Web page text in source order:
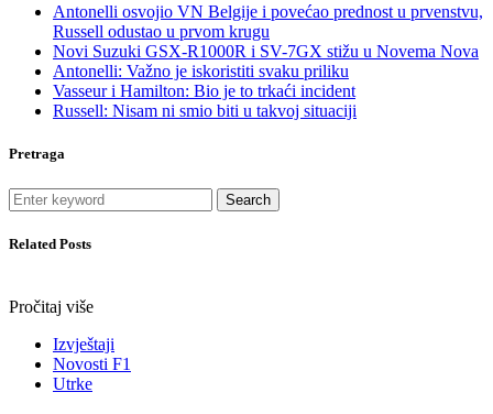
Antonelli osvojio VN Belgije i povećao prednost u prvenstvu,
Russell odustao u prvom krugu
Novi Suzuki GSX-R1000R i SV-7GX stižu u Novema Nova
Antonelli: Važno je iskoristiti svaku priliku
Vasseur i Hamilton: Bio je to trkaći incident
Russell: Nisam ni smio biti u takvoj situaciji
Pretraga
Search
Related Posts
Pročitaj više
Izvještaji
Novosti F1
Utrke